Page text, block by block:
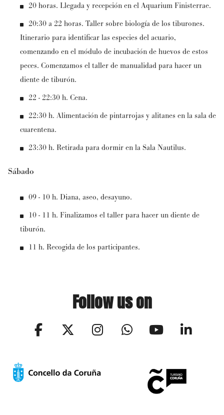
20 horas. Llegada y recepción en el Aquarium Finisterrae.
20:30 a 22 horas. Taller sobre biología de los tiburones.
Itinerario para identificar las especies del acuario,
comenzando en el módulo de incubación de huevos de estos
peces. Comenzamos el taller de manualidad para hacer un
diente de tiburón.
22 - 22:30 h. Cena.
22:30 h. Alimentación de pintarrojas y alitanes en la sala de
cuarentena.
23:30 h. Retirada para dormir en la Sala Nautilus.
Sábado
09 - 10 h. Diana, aseo, desayuno.
10 - 11 h. Finalizamos el taller para hacer un diente de
tiburón.
11 h. Recogida de los participantes.
Follow us on